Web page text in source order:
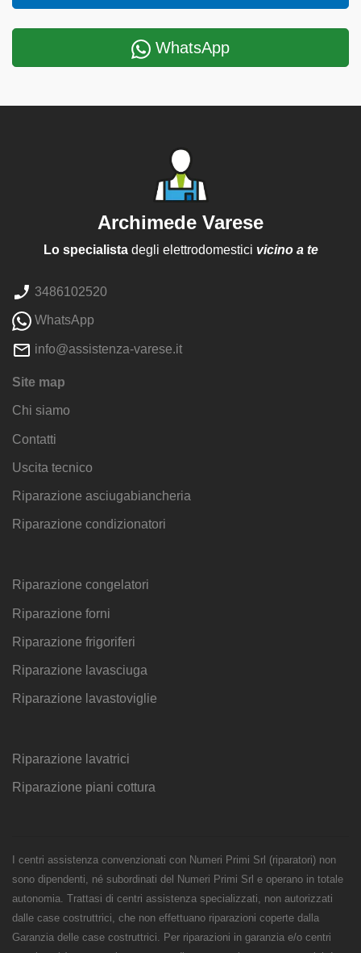
WhatsApp
Archimede Varese
Lo specialistadegli elettrodomestici vicino a te
3486102520
WhatsApp
info@assistenza-varese.it
Site map
Chi siamo
Contatti
Uscita tecnico
Riparazione asciugabiancheria
Riparazione condizionatori
Riparazione congelatori
Riparazione forni
Riparazione frigoriferi
Riparazione lavasciuga
Riparazione lavastoviglie
Riparazione lavatrici
Riparazione piani cottura
I centri assistenza convenzionati con Numeri Primi Srl (riparatori) non
sono dipendenti, né subordinati del Numeri Primi Srl e operano in totale
autonomia. Trattasi di centri assistenza specializzati, non autorizzati
dalle case costruttrici, che non effettuano riparazioni coperte dalla
Garanzia delle case costruttrici. Per riparazioni in garanzia e/o centri